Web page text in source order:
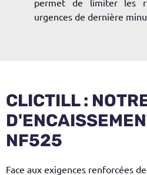
urgences de dernière
CLICTILL :
NF525
Face aux exigences renforcées